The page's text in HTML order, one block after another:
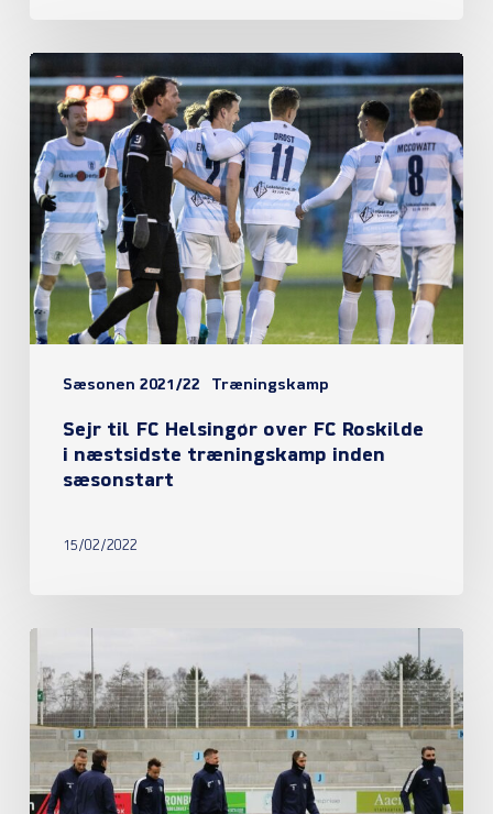
Sæsonen 2021/22 Træningskamp
Sejr
til
FC
Helsingør
over
FC
Roskilde
i
træningskamp
indenSejr til FC Helsingør over FC Roskilde
i næstsidste træningskamp inden
sæsonstart
15/02/2022
til
morgendagens
træningskamp
mod